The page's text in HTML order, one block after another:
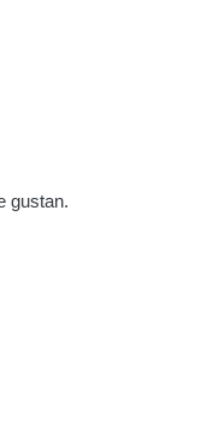
gustan.